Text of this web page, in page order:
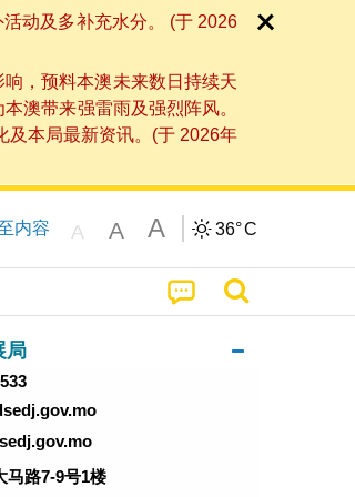
动及多补充水分。 (于 2026
，预料本澳未来数日持续天
澳带来强雷雨及强烈阵风。
及本局最新资讯。(于 2026年
内容 A A A 36°C
局
马路7-9号1楼